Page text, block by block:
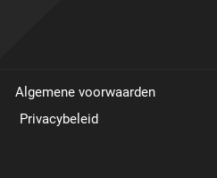
Algemene voorwaarden
Privacybeleid